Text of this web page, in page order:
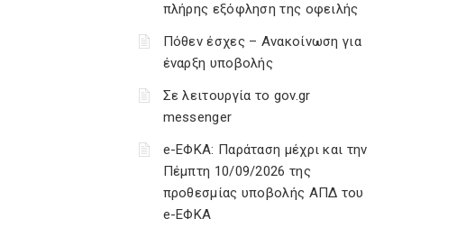
πλήρης εξόφληση της οφειλής
Πόθεν έσχες – Ανακοίνωση για
έναρξη υποβολής
Σε λειτουργία το gov.gr
messenger
e-ΕΦΚΑ: Παράταση μέχρι και την
Πέμπτη 10/09/2026 της
προθεσμίας υποβολής ΑΠΔ του
e-ΕΦΚΑ